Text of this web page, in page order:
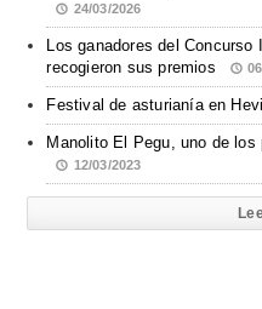
24/03/2026
Los ganadores del
recogieron sus premios
Festival de asturianía en
Manolito El Pegu, uno de
12/03/2023